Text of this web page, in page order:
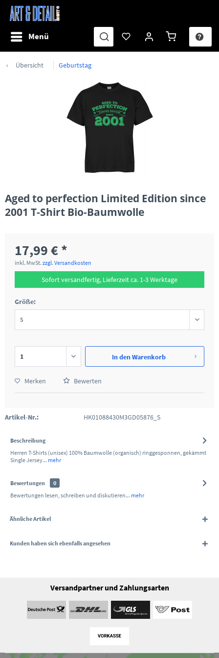
Menü
Übersicht Geburtstag
Aged to perfection Limited Edition since
2001 T-Shirt Bio-Baumwolle
17,99 € *
inkl. MwSt. zzgl. Versandkosten
Sofort versandfertig, Lieferzeit ca. 1-3 Werktage
Größe:
In denWarenkorb
Merken Bewerten
Artikel-Nr.: HK01088430M3GD05876_S
Beschreibung
Herren T-Shirts (unisex) 100% Baumwolle (organisch) ringgesponnen, gekämmt
Single Jersey... mehr
Bewertungen
0
Bewertungen lesen, schreiben und diskutieren... mehr
Ähnliche Artikel
Kunden haben sich ebenfalls angesehen
Versandpartner und Zahlungsarten